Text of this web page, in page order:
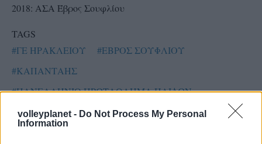
volleyplanet - Do Not Process My Personal
Information
2018: ΑΣΑ Έβρος Σουφλίου
TAGS
#ΓΕ ΗΡΑΚΛΕΙΟΥ
#ΕΒΡΟΣ ΣΟΥΦΛΙΟΥ
#ΚΑΠΑΝΤΑΗΣ
#ΠΑΝΕΛΛΗΝΙΟ ΠΡΩΤΑΘΛΗΜΑ ΠΑΙΔΩΝ